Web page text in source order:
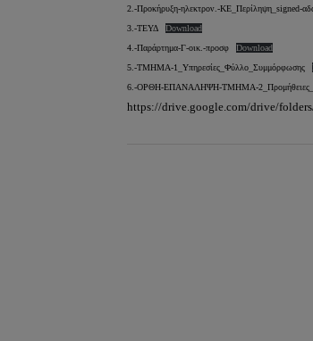
2.-Προκήρυξη-ηλεκτρον.-ΚΕ_Περίληψη_signed-
3.-ΤΕΥΔ
Download
4.-Παράρτημα-Γ-οικ.-προσφ
Download
5.-ΤΜΗΜΑ-1_Υπηρεσίες_Φύλλο_Συμμόρφωσης
6.-ΟΡΘΗ-ΕΠΑΝΑΛΗΨΗ-ΤΜΗΜΑ-
https://drive.google.com/drive/